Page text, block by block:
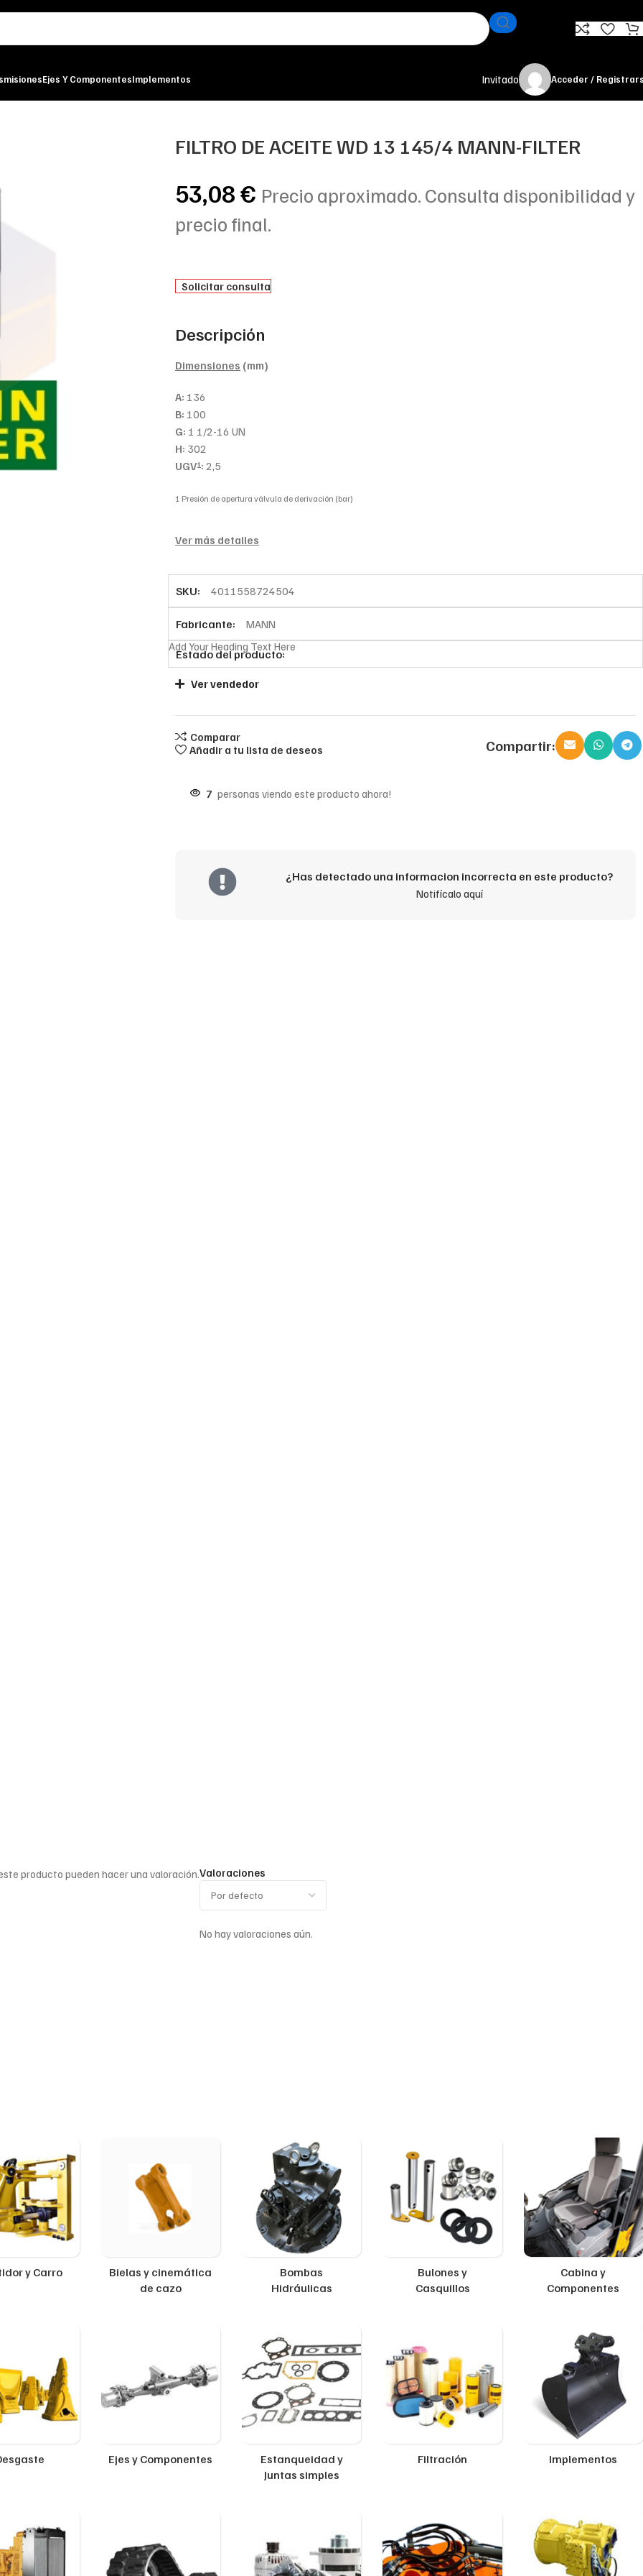
Ejes Y ComponentesImplementos Invitado Acceder /
FILTRO DE ACEITE WD 13 145/4 MANN-FILTER
53,08€ Precio aproximado. Consulta disponibilidad y
precio final.
Solicitar consulta
Descripción
Dimensiones (mm)
A: 136
B: 100
G: 1 1/2-16 UN
H: 302
UGV1: 2,5
1 Presión de apertura válvula de derivación (bar)
Ver más detalles
SKU: 4011558724504
Fabricante: MANN
Estado del producto:
Add Your Heading Text Here
Ver vendedor
Comparar
Añadir a tu lista de deseos
Compartir:
7 personas viendo este producto ahora!
¿Has detectado una informacion incorrecta en este producto?
Notifícalo aquí
Valoraciones
No hay valoraciones aún.
producto pueden hacer una valoración.
y Carro
Bielas y cinemática
de cazo
Bombas
Hidráulicas
Bulones y
Casquillos
Cabina y
Componentes
Ejes y Componentes
Estanqueidad y
Juntas simples
Filtración Implementos